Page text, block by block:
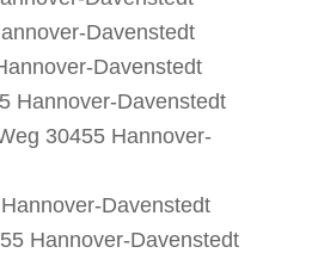
Davenstedt
Davenstedt
Hannover-Davenstedt
30455 Hannover-
Davenstedt
Hannover-Davenstedt